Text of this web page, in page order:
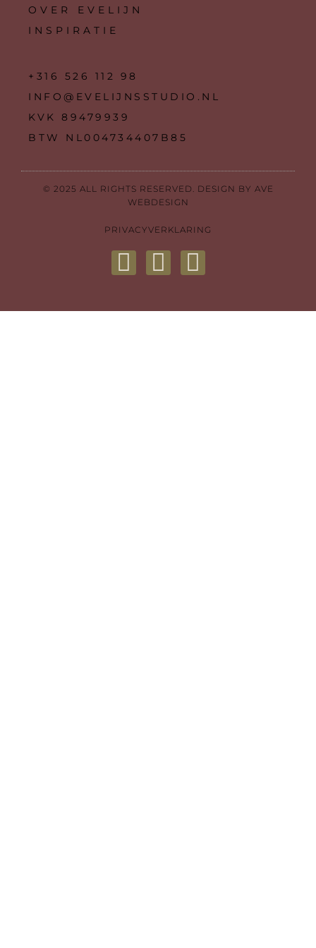
OVER EVELIJN
INSPIRATIE
+316 526 112 98
INFO@EVELIJNSSTUDIO.NL
KVK 89479939
BTW NL004734407B85
© 2025 ALL RIGHTS RESERVED. DESIGN BY AVE
WEBDESIGN
PRIVACYVERKLARING